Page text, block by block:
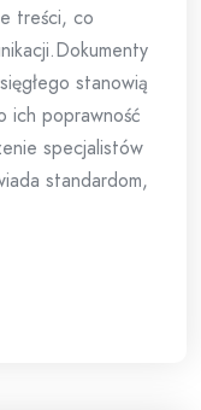
treści, co
stanowią
ich poprawność
specjalistów
standardom,